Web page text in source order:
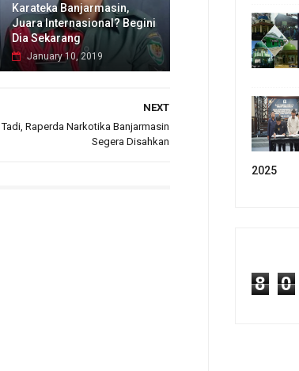
Karateka Banjarmasin,
Juara Internasional? Begini
Dia Sekarang
January 10, 2019
NEXT
Raperda Narkotika Banjarmasin
Segera Disahkan
2025
8 0